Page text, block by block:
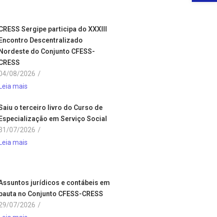
Sergipe participa do XXXIII
Descentralizado
do Conjunto CFESS-
08/2026 /
mais
o terceiro livro do Curso de
em Serviço Social
07/2026 /
mais
jurídicos e contábeis em
no Conjunto CFESS-CRESS
07/2026 /